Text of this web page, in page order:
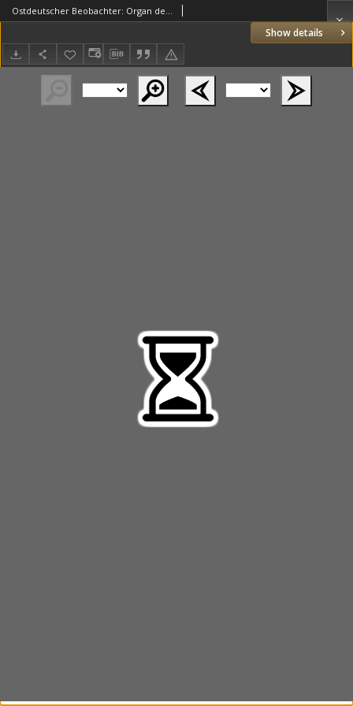
Show details
Ostdeutscher Beobachter: Organ der Nationalsozialistischen Deutschen Arbeiterpartei: Verkuendungsblatt des Reichsstatthalters im Reichsgau Wartheland und seiner Behoerden 1943.09.28 Jg.5 Nr268